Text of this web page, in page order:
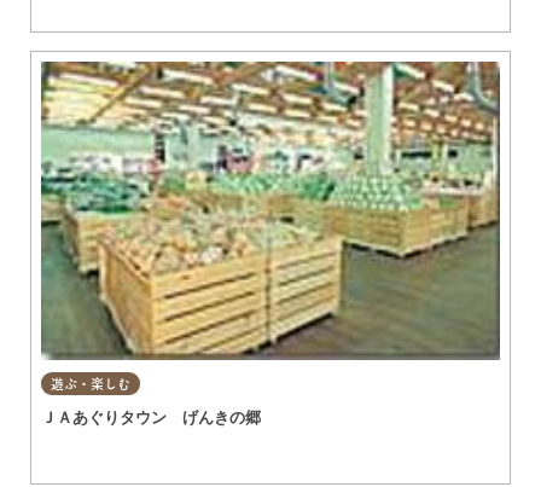
遊ぶ・楽しむ
ＪＡあぐりタウン げんきの郷